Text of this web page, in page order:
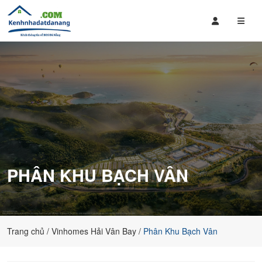
Mua
Bán
Căn
Hộ
Tại
Đà
Nẵng
Bán
Hộ
giá
rẻ
tại
Đà
Nẵng
bao
gồm
các
dự
án
của
Sungroup,
PHÂN KHU BẠCH VÂN
Trang chủ Vinhomes Hải Vân Bay Phân Khu Bạch Vân